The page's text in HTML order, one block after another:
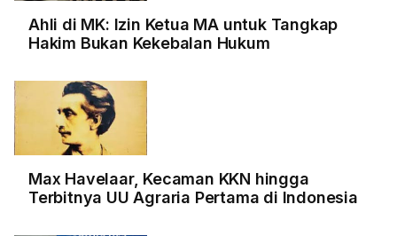
Ahli di MK: Izin Ketua MA untuk Tangkap
Hakim Bukan Kekebalan Hukum
Max Havelaar, Kecaman KKN hingga
Terbitnya UU Agraria Pertama di Indonesia